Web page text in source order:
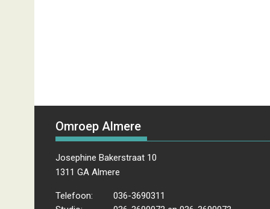
Omroep Almere
Josephine Bakerstraat 10
1311 GA Almere
Telefoon:
036-3690311